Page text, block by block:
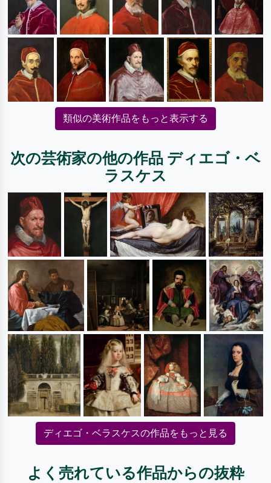
類似の美術作品をもっと表示する
次の芸術家の他の作品 ディエゴ・ベ
ラスケス
ディエゴ・ベラスケスの作品をもっと見る
よく売れている作品からの抜粋